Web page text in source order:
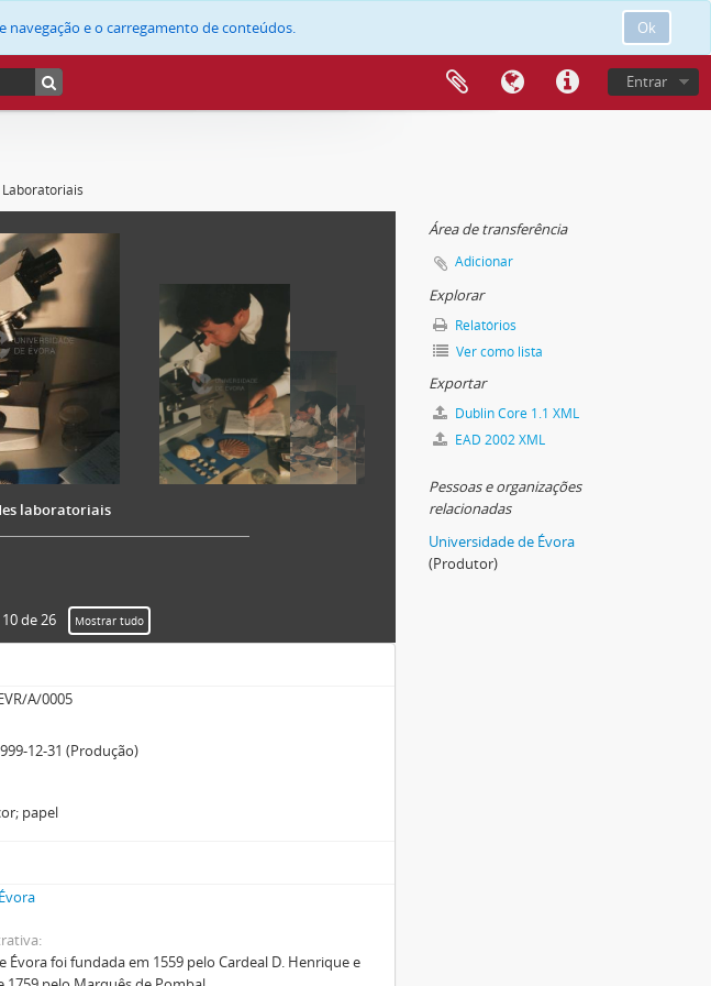
Ok
navegação e o carregamento de conteúdos.
Entrar
Laboratoriais
laboratoriais
de 26 Mostrar tudo
A/0005
12-31 (Produção)
papel
Évora foi fundada em 1559 pelo Cardeal D. Henrique e
Área de transferência
Adicionar
Explorar
Relatórios
Ver como lista
Exportar
Dublin Core 1.1 XML
EAD 2002 XML
Pessoas e organizações
relacionadas
Universidade de Évora
(Produtor)